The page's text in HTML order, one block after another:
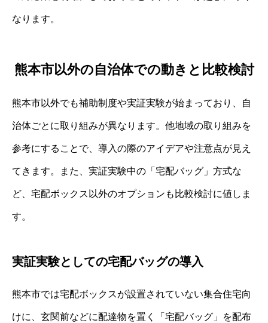
なります。
熊本市以外の自治体での動きと比較検討
熊本市以外でも補助制度や実証実験が始まっており、自
治体ごとに取り組みが異なります。他地域の取り組みを
参考にすることで、導入の際のアイデアや注意点が見え
てきます。また、実証実験中の「宅配バッグ」方式な
ど、宅配ボックス以外のオプションも比較検討に値しま
す。
実証実験としての宅配バッグの導入
熊本市では宅配ボックスが設置されていない集合住宅向
けに、玄関前などに配達物を置く「宅配バッグ」を配布